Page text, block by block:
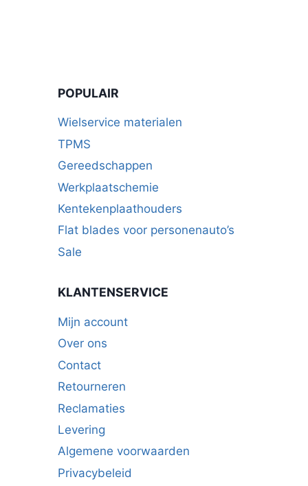
POPULAIR
Wielservice materialen
TPMS
Gereedschappen
Werkplaatschemie
Kentekenplaathouders
Flat blades voor personenauto’s
Sale
KLANTENSERVICE
Mijn account
Over ons
Contact
Retourneren
Reclamaties
Levering
Algemene voorwaarden
Privacybeleid